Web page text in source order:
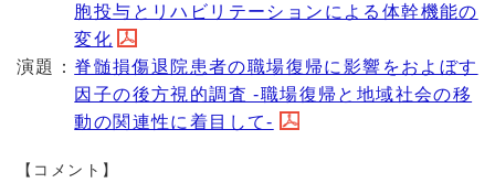
胞投与とリハビリテーションによる体幹機能の
変化
演題： 脊髄損傷退院患者の職場復帰に影響をおよぼす
因子の後方視的調査 -職場復帰と地域社会の移
動の関連性に着目して-
【コメント】